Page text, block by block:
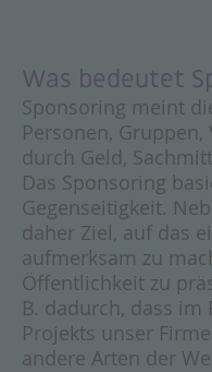
Was bedeutet
Sponsoring meint
Personen,
durch Geld,
Das Sponsoring
Gegenseitigkeit.
daher Ziel, auf das
aufmerksam zu
Öffentlichkeit zu
B. dadurch, dass im
Projekts unser
andere Arten der